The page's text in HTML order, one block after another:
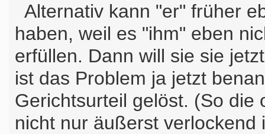
Alternativ kann "er" früher
haben, weil es "ihm" eben
erfüllen. Dann will sie sie
ist das Problem ja jetzt
Gerichtsurteil gelöst. (So die
nicht nur äußerst